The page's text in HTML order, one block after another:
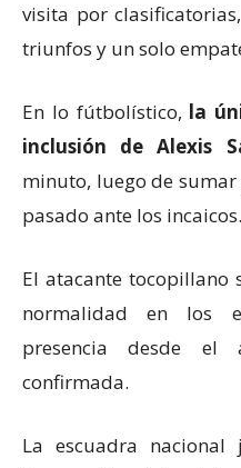
visita por
triunfos y un solo
En lo fútbolístico, la
inclusión de Alexis
minuto, luego de
pasado ante los incaicos.
El atacante tocopillano
normalidad en los
presencia desde el
confirmada.
La escuadra